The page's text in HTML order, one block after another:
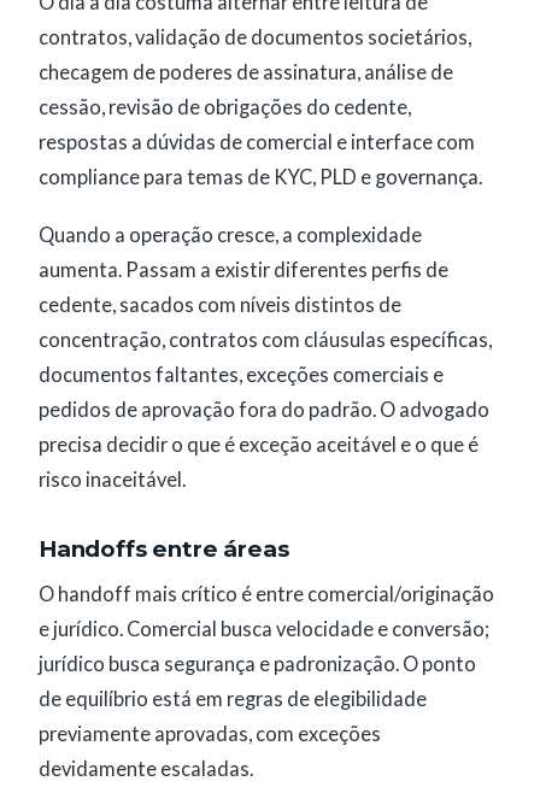
contratos, validação de documentos societários,
checagem de poderes de assinatura, análise de
cessão, revisão de obrigações do cedente,
respostas a dúvidas de comercial e interface com
compliance para temas de KYC, PLD e governança.
Quando a operação cresce, a complexidade
aumenta. Passam a existir diferentes perfis de
cedente, sacados com níveis distintos de
concentração, contratos com cláusulas específicas,
documentos faltantes, exceções comerciais e
pedidos de aprovação fora do padrão. O advogado
precisa decidir o que é exceção aceitável e o que é
risco inaceitável.
Handoffs entre áreas
O handoff mais crítico é entre comercial/originação
e jurídico. Comercial busca velocidade e conversão;
jurídico busca segurança e padronização. O ponto
de equilíbrio está em regras de elegibilidade
previamente aprovadas, com exceções
devidamente escaladas.